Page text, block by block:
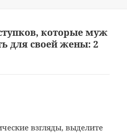
которые муж
для своей жены: 2
взгляды, выделите